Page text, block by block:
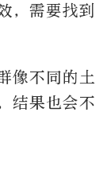
，需要找到
像不同的土
结果也会不